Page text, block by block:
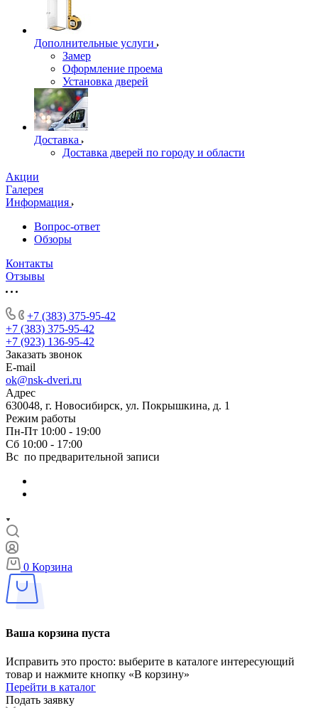
Дополнительные услуги
Замер
Оформление проема
Установка дверей
Доставка
Доставка дверей по городу и области
Акции
Галерея
Информация
Вопрос-ответ
Обзоры
Контакты
Отзывы
+7 (383) 375-95-42
+7 (383) 375-95-42
+7 (923) 136-95-42
Заказать звонок
E-mail
ok@nsk-dveri.ru
Адрес
630048, г. Новосибирск, ул. Покрышкина, д. 1
Режим работы
Пн-Пт 10:00 - 19:00
Сб 10:00 - 17:00
Вс по предварительной записи
0 Корзина
Ваша корзина пуста
Исправить это просто: выберите в каталоге интересующий
товар и нажмите кнопку «В корзину»
Перейти в каталог
Подать заявку